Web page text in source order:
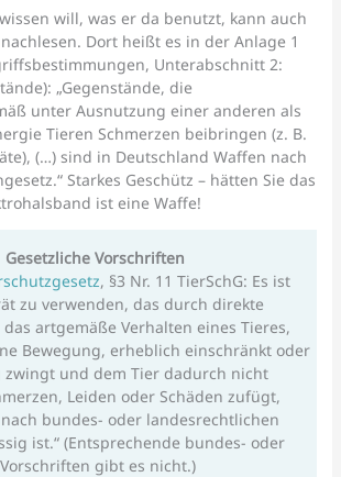
will, was er da benutzt, kann auch
Dort heißt es in der Anlage 1
Unterabschnitt 2:
„Gegenstände, die
unter Ausnutzung einer anderen als
Tieren Schmerzen beibringen (z. B.
(…) sind in Deutschland Waffen nach
Starkes Geschütz – hätten Sie das
ist eine Waffe!
Gesetzliche Vorschriften
, §3 Nr. 11 TierSchG: Es ist
zu verwenden, das durch direkte
artgemäße Verhalten eines Tieres,
Bewegung, erheblich einschränkt oder
zwingt und dem Tier dadurch nicht
Leiden oder Schäden zufügt,
bundes- oder landesrechtlichen
ist.“ (Entsprechende bundes- oder
gibt es nicht.)